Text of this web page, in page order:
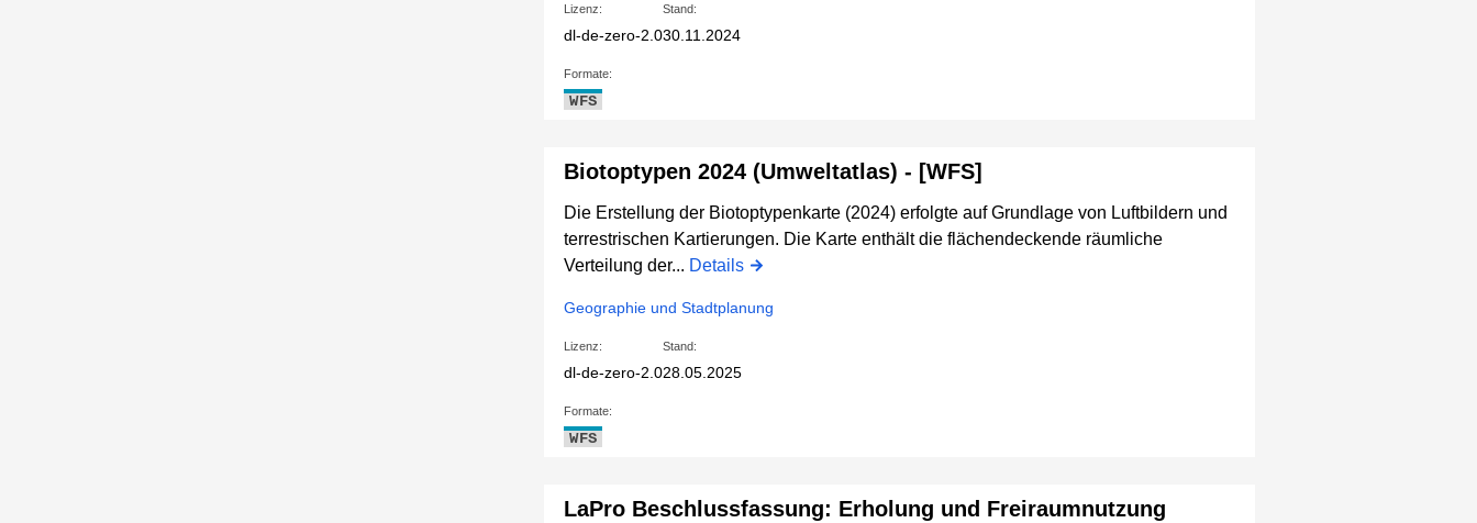
Lizenz:
dl-de-zero-2.0
Stand:
30.11.2024
Formate:
WFS
Biotoptypen 2024 (Umweltatlas) - [WFS]
Die Erstellung der Biotoptypenkarte (2024) erfolgte auf Grundlage von Luftbildern und
terrestrischen Kartierungen. Die Karte enthält die flächendeckende räumliche
Verteilung der... Details
Geographie und Stadtplanung
Lizenz:
dl-de-zero-2.0
Stand:
28.05.2025
Formate:
WFS
LaPro Beschlussfassung: Erholung und Freiraumnutzung